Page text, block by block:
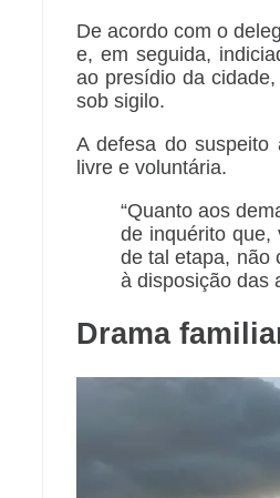
De acordo com o
e, em seguida,
ao presídio da
sob sigilo.
A defesa do suspeito
livre e voluntária.
“Quanto aos
de inquérito que,
de tal etapa, não
à disposição das
Drama